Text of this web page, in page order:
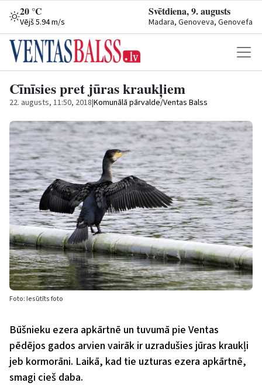
20 °C
Vējš 5.94 m/s
Svētdiena, 9. augusts
Madara, Genoveva, Genovefa
Cīnīsies pret jūras kraukļiem
22. augusts, 11:50, 2018|Komunālā pārvalde/Ventas Balss
Foto: Iesūtīts foto
Būšnieku ezera apkārtnē un tuvumā pie Ventas
pēdējos gados arvien vairāk ir uzradušies jūras kraukļi
jeb kormorāni. Laikā, kad tie uzturas ezera apkārtnē,
smagi cieš daba.